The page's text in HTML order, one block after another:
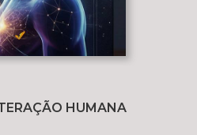
HUMANA